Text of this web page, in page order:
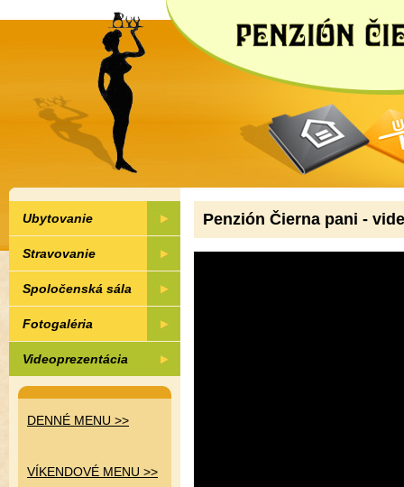
Penzión Čierna pani -
Ubytovanie
Stravovanie
Spoločenská sála
Fotogaléria
Videoprezentácia
DENNÉ MENU >>
VÍKENDOVÉ MENU >>